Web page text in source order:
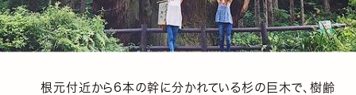
根元付近から6本の幹に分かれている杉の巨木で、樹齢